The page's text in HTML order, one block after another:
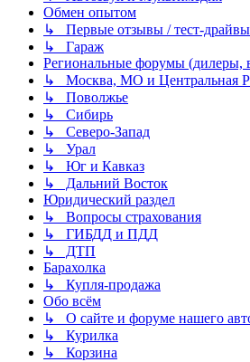
Обмен опытом
↳ Первые отзывы / тест-
↳ Гараж
Региональные форумы (дилеры,
↳ Москва, МО и Центральная
↳ Поволжье
↳ Сибирь
↳ Северо-Запад
↳ Урал
↳ Юг и Кавказ
↳ Дальний Восток
Юридический раздел
↳ Вопросы страхования
↳ ГИБДД и ПДД
↳ ДТП
Барахолка
↳ Купля-продажа
Обо всём
↳ О сайте и форуме нашего
↳ Курилка
↳ Корзина